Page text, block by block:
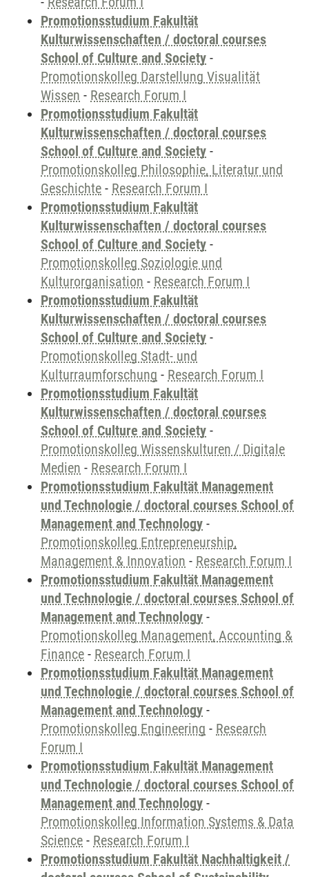
Promotionsstudium Fakultät
Kulturwissenschaften / doctoral courses
School of Culture and Society -
Promotionskolleg Darstellung Visualität
Wissen - Research Forum I
Promotionsstudium Fakultät
Kulturwissenschaften / doctoral courses
School of Culture and Society -
Promotionskolleg Philosophie, Literatur und
Geschichte - Research Forum I
Promotionsstudium Fakultät
Kulturwissenschaften / doctoral courses
School of Culture and Society -
Promotionskolleg Soziologie und
Kulturorganisation - Research Forum I
Promotionsstudium Fakultät
Kulturwissenschaften / doctoral courses
School of Culture and Society -
Promotionskolleg Stadt- und
Kulturraumforschung - Research Forum I
Promotionsstudium Fakultät
Kulturwissenschaften / doctoral courses
School of Culture and Society -
Promotionskolleg Wissenskulturen / Digitale
Medien - Research Forum I
Promotionsstudium Fakultät Management
und Technologie / doctoral courses School of
Management and Technology -
Promotionskolleg Entrepreneurship,
Management & Innovation - Research Forum I
Promotionsstudium Fakultät Management
und Technologie / doctoral courses School of
Management and Technology -
Promotionskolleg Management, Accounting &
Finance - Research Forum I
Promotionsstudium Fakultät Management
und Technologie / doctoral courses School of
Management and Technology -
Promotionskolleg Engineering - Research
Forum I
Promotionsstudium Fakultät Management
und Technologie / doctoral courses School of
Management and Technology -
Promotionskolleg Information Systems & Data
Science - Research Forum I
Promotionsstudium Fakultät Nachhaltigkeit /